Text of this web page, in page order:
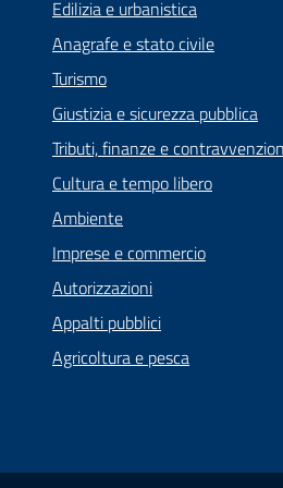
Edilizia e urbanistica
Anagrafe e stato civile
Turismo
Giustizia e sicurezza pubblica
Tributi, finanze e
Cultura e tempo libero
Ambiente
Imprese e commercio
Autorizzazioni
Appalti pubblici
Agricoltura e pesca